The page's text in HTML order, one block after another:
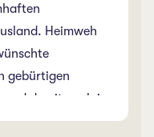
Heimweh
gebürtigen
damit auch in
Portion